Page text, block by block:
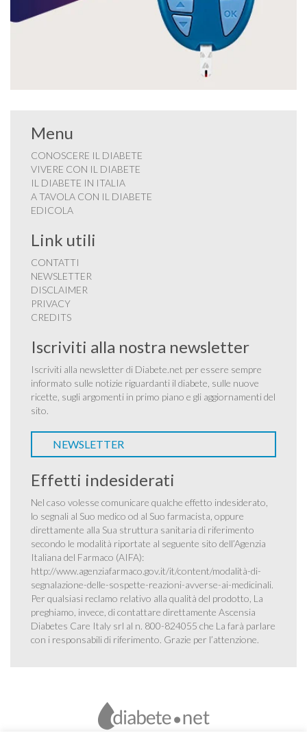
Menu
CONOSCERE IL DIABETE
VIVERE CON IL DIABETE
IL DIABETE IN ITALIA
A TAVOLA CON IL DIABETE
EDICOLA
Link utili
CONTATTI
NEWSLETTER
DISCLAIMER
PRIVACY
CREDITS
Iscriviti alla nostra newsletter
Iscriviti alla newsletter di Diabete.net per essere sempre
informato sulle notizie riguardanti il diabete, sulle nuove
ricette, sugli argomenti in primo piano e gli aggiornamenti del
sito.
NEWSLETTER
Effetti indesiderati
Nel caso volesse comunicare qualche effetto indesiderato,
lo segnali al Suo medico od al Suo farmacista, oppure
direttamente alla Sua struttura sanitaria di riferimento
secondo le modalità riportate al seguente sito dell’Agenzia
Italiana del Farmaco (AIFA):
http://www.agenziafarmaco.gov.it/it/content/modalità-di-
segnalazione-delle-sospette-reazioni-avverse-ai-medicinali.
Per qualsiasi reclamo relativo alla qualità del prodotto, La
preghiamo, invece, di contattare direttamente Ascensia
Diabetes Care Italy srl al n. 800-824055 che La farà parlare
con i responsabili di riferimento. Grazie per l’attenzione.